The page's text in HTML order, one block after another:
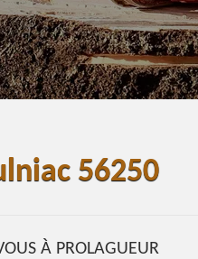
56250
À PROLAGUEUR